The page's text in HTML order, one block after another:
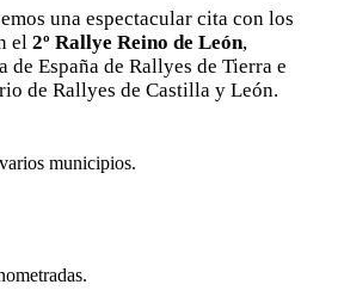
una espectacular cita con los
el 2º Rallye Reino de León,
de España de Rallyes de Tierra e
de Rallyes de Castilla y León.
municipios.